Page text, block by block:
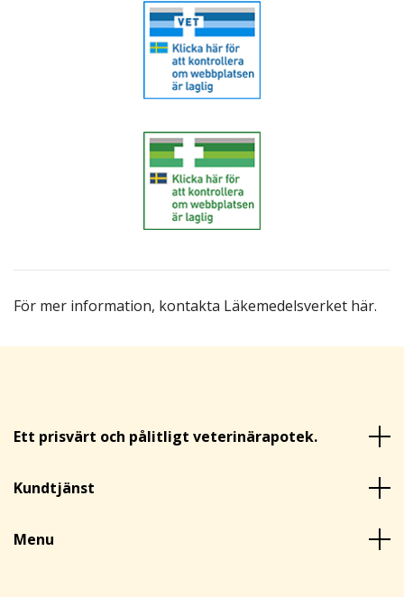
För mer information, kontakta Läkemedelsverket här.
Ett prisvärt och pålitligt veterinärapotek.
Kundtjänst
Menu